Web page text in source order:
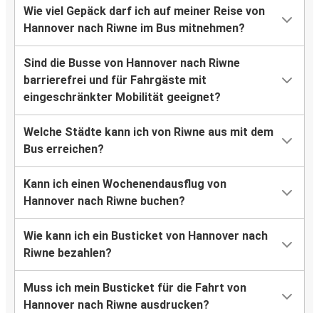
Wie viel Gepäck darf ich auf meiner Reise von
Hannover nach Riwne im Bus mitnehmen?
Sind die Busse von Hannover nach Riwne
barrierefrei und für Fahrgäste mit
eingeschränkter Mobilität geeignet?
Welche Städte kann ich von Riwne aus mit dem
Bus erreichen?
Kann ich einen Wochenendausflug von
Hannover nach Riwne buchen?
Wie kann ich ein Busticket von Hannover nach
Riwne bezahlen?
Muss ich mein Busticket für die Fahrt von
Hannover nach Riwne ausdrucken?